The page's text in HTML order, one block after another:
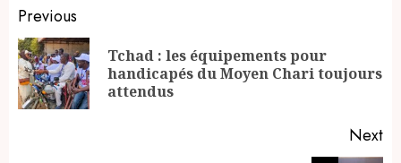
Continue
Reading
Previous
Tchad : les équipements pour
handicapés du Moyen Chari toujours
attendus
Next